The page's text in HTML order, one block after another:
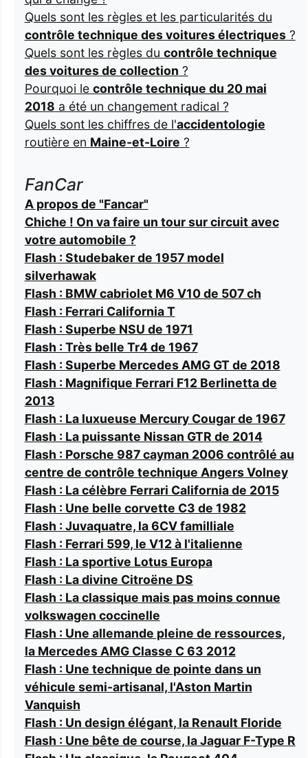
Quels sont les règles et les particularités du
contrôle technique des voitures électriques?
Quels sont les règles du contrôle technique
des voitures de collection ?
Pourquoi le contrôle technique du 20 mai
2018 a été un changement radical ?
Quels sont les chiffres de l'accidentologie
routière en Maine-et-Loire ?
FanCar
A propos de "Fancar"
Chiche ! On va faire un tour sur circuit avec
votre automobile ?
Flash : Studebaker de 1957 model
silverhawak
Flash : BMW cabriolet M6 V10 de 507 ch
Flash : Ferrari California T
Flash : Superbe NSU de 1971
Flash : Très belle Tr4 de 1967
Flash : Superbe Mercedes AMG GT de 2018
Flash : Magnifique Ferrari F12 Berlinetta de
2013
Flash : La luxueuse Mercury Cougar de 1967
Flash : La puissante Nissan GTR de 2014
Flash : Porsche 987 cayman 2006 contrôlé au
centre de contrôle technique Angers Volney
Flash : La célèbre Ferrari California de 2015
Flash : Une belle corvette C3 de 1982
Flash : Juvaquatre, la 6CV familliale
Flash : Ferrari 599, le V12 à l'italienne
Flash : La sportive Lotus Europa
Flash : La divine Citroëne DS
Flash : La classique mais pas moins connue
volkswagen coccinelle
Flash : Une allemande pleine de ressources,
la Mercedes AMG Classe C 63 2012
Flash : Une technique de pointe dans un
véhicule semi-artisanal, l'Aston Martin
Vanquish
Flash : Un design élégant, la Renault Floride
Flash : Une bête de course, la Jaguar F-Type R